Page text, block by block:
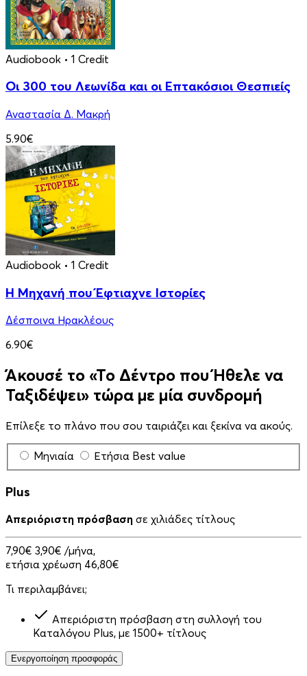
Audiobook • 1 Credit
Οι 300 του Λεωνίδα και οι Eπτακόσιοι Θεσπιείς
Αναστασία Δ. Μακρή
5.90€
Audiobook • 1 Credit
Η Μηχανή που Έφτιαχνε Ιστορίες
Δέσποινα Ηρακλέους
6.90€
Άκουσέ το «Το Δέντρο που Ήθελε να
Ταξιδέψει» τώρα με μία συνδρομή
Επίλεξε το πλάνο που σου ταιριάζει και ξεκίνα να ακούς.
Μηνιαία Ετήσια Best value
Plus
Απεριόριστη πρόσβαση σε χιλιάδες τίτλους
7,90€ 3,90€ /μήνα,
ετήσια χρέωση 46,80€
Τι περιλαμβάνει;
Απεριόριστη πρόσβαση στη συλλογή του
Καταλόγου Plus, με 1500+ τίτλους
Ενεργοποίηση προσφοράς